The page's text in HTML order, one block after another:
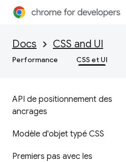
Docs CSS and UI
Performance CSS et UI
API de positionnement des
ancrages
Modèle d'objet typé CSS
Premiers pas avec les